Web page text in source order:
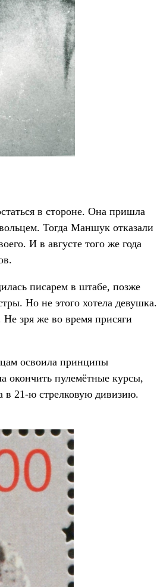
в стороне. Она пришла
Тогда Маншук отказали
И в августе того же года
писарем в штабе, позже
Но не этого хотела девушка.
зря же во время присяги
освоила принципы
окончить пулемётные курсы,
в 21-ю стрелковую дивизию.